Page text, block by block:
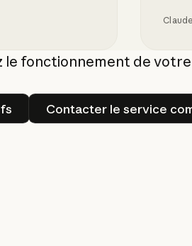
aide à surmonter la Le
le fonctionnement de
tarifs
Contacter le service